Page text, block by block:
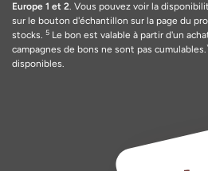
Europe 1 et 2. Vous pouvez voir la
sur le bouton d'échantillon sur la page du
stocks. 5 Le bon est valable à partir d'un
campagnes de bons ne sont pas cumulables.
disponibles.